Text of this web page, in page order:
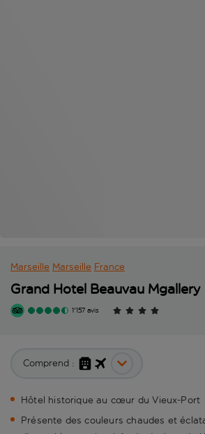
Marseille Marseille France
Grand Hotel Beauvau Mgallery
1'157 avis
Comprend :
Hôtel historique au cœur du Vieux-Port
Présente des couleurs chaudes et